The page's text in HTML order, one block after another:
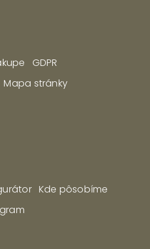
GDPR
Mapa stránky
Kde pôsobíme